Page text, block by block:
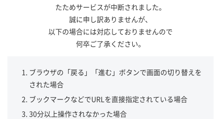
たためサービスが中断されました。
誠に申し訳ありませんが、
以下の場合には対応しておりませんので
何卒ご了承ください。
ブラウザの「戻る」「進む」ボタンで画面の切り替えを
された場合
ブックマークなどでURLを直接指定されている場合
30分以上操作されなかった場合